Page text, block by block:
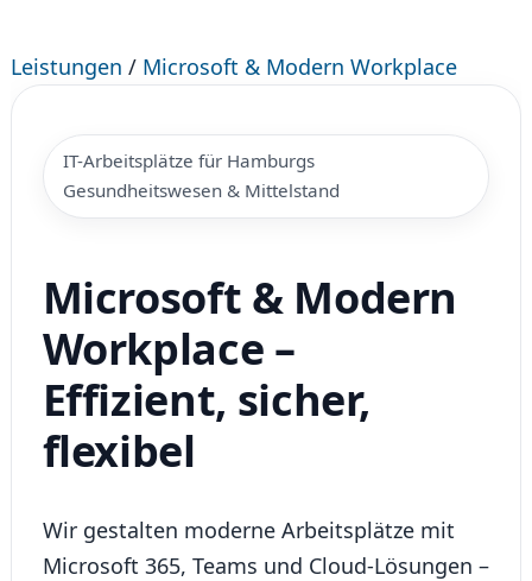
Leistungen / Microsoft & Modern Workplace
IT-Arbeitsplätze für Hamburgs
Gesundheitswesen & Mittelstand
Microsoft & Modern
Workplace –
Effizient, sicher,
flexibel
Wir gestalten moderne Arbeitsplätze mit
Microsoft 365, Teams und Cloud-Lösungen –